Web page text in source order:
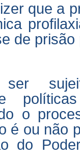
que a
de prisão
o
é ou não
do